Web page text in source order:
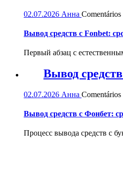
02.07.2026 Анна Comentários
Вывод средств с Fonbet:
Первый абзац с
Вывод
02.07.2026 Анна Comentários
Вывод средств с Фонбет:
Процесс вывода средств с